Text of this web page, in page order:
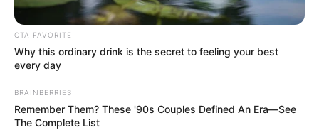
CTA FAVORITE
Why this ordinary drink is the secret to feeling your best
every day
BRAINBERRIES
Remember Them? These '90s Couples Defined An Era—See
The Complete List